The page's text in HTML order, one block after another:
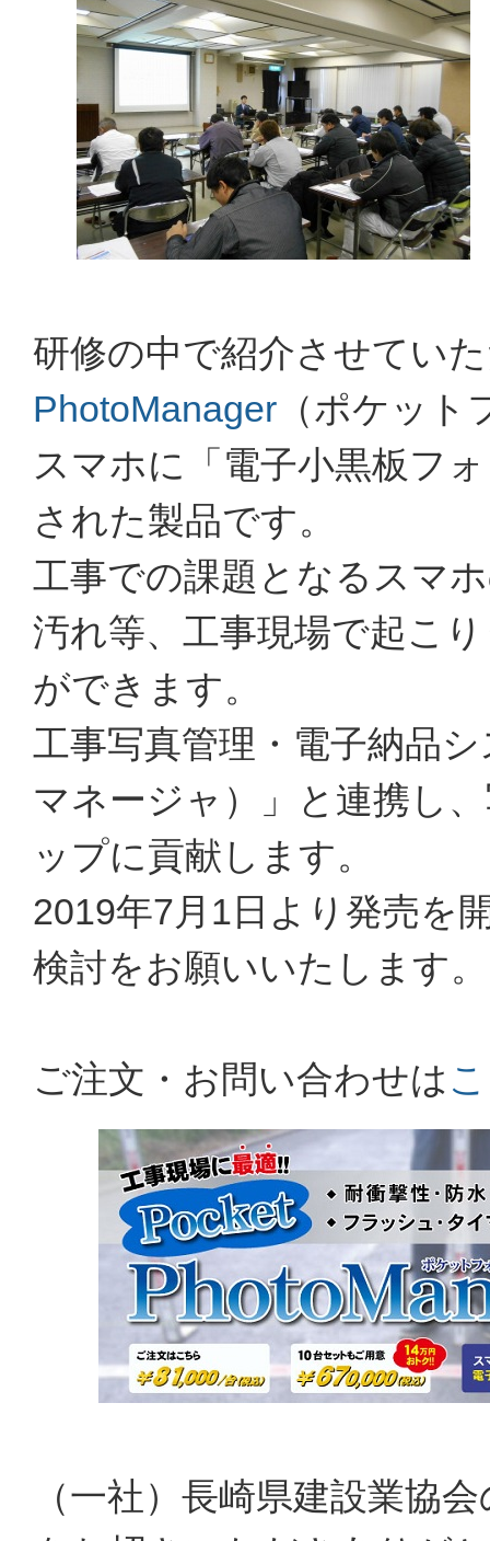
研修の中で紹介させてい
PhotoManager （ポケッ
スマホに「電子小黒板フ
された製品です。
工事での課題となるスマ
汚れ等、工事現場で起こ
ができます。
工事写真管理・電子納品
マネージャ）」と連携し
ップに貢献します。
2019年7月1日より発売を
検討をお願いいたします。
ご注文・お問い合わせは
（一社）長崎県建設業協